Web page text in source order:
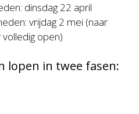
dinsdag 22 april
vrijdag 2 mei (naar
open)
lopen in twee fasen: